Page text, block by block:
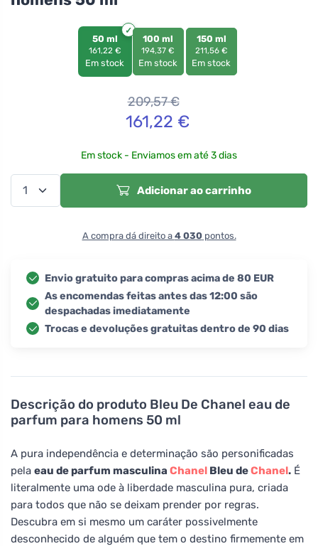
Descrição do produto Bleu De Chanel eau de
parfum para homens 50 ml
A pura independência e determinação são personificadas
pela eau de parfum masculina Chanel Bleu deChanel. É
literalmente uma ode à liberdade masculina pura, criada
para todos que não se deixam prender por regras.
Descubra em si mesmo um caráter possivelmente
desconhecido de alguém que tem o destino firmemente em
50 ml
161,22 €
Em stock
100 ml
194,37 €
Em stock
150 ml
211,56 €
Em stock
209,57€
161,22 €
Em stock - Enviamos em até 3 dias
Adicionar ao carrinho
A compra dá direito a 4 030pontos.
Envio gratuito para compras acima de 80 EUR
As encomendas feitas antes das 12:00 são
despachadas imediatamente
Trocas e devoluções gratuitas dentro de 90 dias